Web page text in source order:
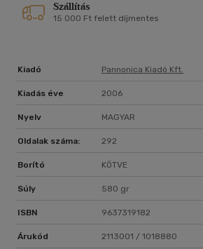
Szállítás
15 000 Ft felett díjmentes
Kiadó Pannonica Kiadó Kft.
Kiadás éve 2006
Nyelv MAGYAR
Oldalak száma: 292
Borító KÖTVE
Súly 580 gr
ISBN 9637319182
Árukód 2113001 / 1018880